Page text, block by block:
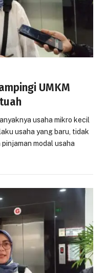
UMKM
usaha mikro kecil
usaha yang baru, tidak
modal usaha